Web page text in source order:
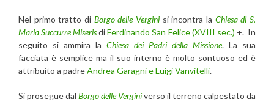
Nel primo tratto di Borgo delle Vergini si incontra la Chiesa di S.
Maria Succurre MiserisdiFerdinando San Felice (XVIII sec.) +. In
seguito si ammira la Chiesa dei Padri della Missione. La sua
facciata è semplice ma il suo interno è molto sontuoso ed è
attribuito a padreAndrea Garagni e Luigi Vanvitelli.
Si prosegue dal Borgo delle Verginiverso il terreno calpestato da